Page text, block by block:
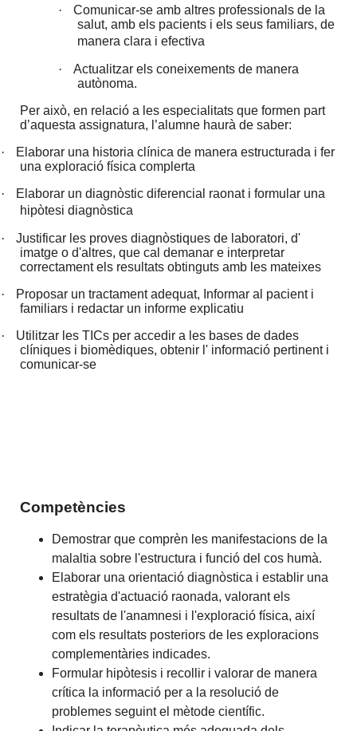
·
Comunicar-se amb altres professionals de la
salut, amb els pacients i els seus familiars, de
manera clara i efectiva
·
Actualitzar els coneixements de manera
autònoma.
Per això, en relació a les especialitats que formen part
d’aquesta assignatura, l’alumne haurà de saber:
·
Elaborar una historia clínica de manera estructurada i fer
una exploració física complerta
·
Elaborar un diagnòstic diferencial raonat i formular una
hipòtesi diagnòstica
·
Justificar les proves diagnòstiques de laboratori, d'
imatge o d'altres, que cal demanar e interpretar
correctament els resultats obtinguts amb les mateixes
·
Proposar un tractament adequat, Informar al pacient i
familiars i redactar un informe explicatiu
·
Utilitzar les TICs per accedir a les bases de dades
clíniques i biomèdiques, obtenir l' informació pertinent i
comunicar-se
Competències
Demostrar que comprèn les manifestacions de la
malaltia sobre l'estructura i funció del cos humà.
Elaborar una orientació diagnòstica i establir una
estratègia d'actuació raonada, valorant els
resultats de l'anamnesi i l'exploració física, així
com els resultats posteriors de les exploracions
complementàries indicades.
Formular hipòtesis i recollir i valorar de manera
crítica la informació per a la resolució de
problemes seguint el mètode científic.